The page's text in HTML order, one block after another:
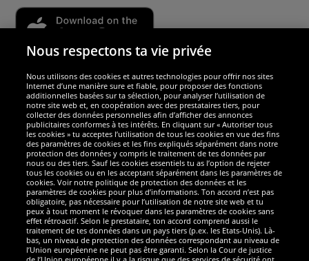
Sécurité
Nous sommes excellents
Nous respectons ta vie privée
Nous utilisons des cookies et autres technologies pour offrir nos sites
Internet d’une manière sure et fiable, pour proposer des fonctions
additionnelles basées sur ta sélection, pour analyser l’utilisation de
notre site web et, en coopération avec des prestataires tiers, pour
collecter des données personnelles afin d’afficher des annonces
publicitaires conformes à tes intérêts. En cliquant sur « Autoriser tous
les cookies » tu acceptes l’utilisation de tous les cookies en vue des fins
des paramètres de cookies et les fins expliqués séparément dans notre
protection des données y compris le traitement de tes données par
nous ou des tiers. Sauf les cookies essentiels tu as l’option de rejeter
tous les cookies ou en les acceptant séparément dans les paramètres de
cookies. Voir notre politique de protection des données et les
paramètres de cookies pour plus d’informations. Ton accord n’est pas
obligatoire, pas nécessaire pour l’utilisation de notre site web et tu
peux à tout moment le révoquer dans les paramètres de cookies sans
effet rétroactif. Selon le prestataire, ton accord comprend aussi le
traitement de tes données dans un pays tiers (p.ex. les Etats-Unis). Là-
bas, un niveau de protection des données correspondant au niveau de
l’Union européenne ne peut pas être garanti. Selon la Cour de justice